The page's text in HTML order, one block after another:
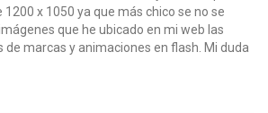
x 1050 ya que más chico se no se
que he ubicado en mi web las
de marcas y animaciones en flash. Mi duda